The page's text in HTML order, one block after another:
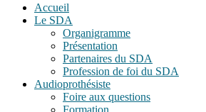
Accueil
Le SDA
Organigramme
Présentation
Partenaires du SDA
Profession de foi du SDA
Audioprothésiste
Foire aux questions
Formation